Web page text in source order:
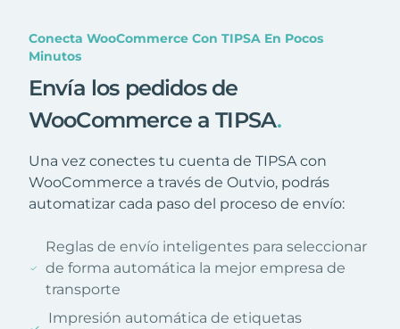
Conecta WooCommerce Con TIPSA En Pocos
Minutos
Envía los pedidos de
WooCommerce a TIPSA.
Una vez conectes tu cuenta de TIPSA con
WooCommerce a través de Outvio, podrás
automatizar cada paso del proceso de envío:
Reglas de envío inteligentes para seleccionar
de forma automática la mejor empresa de
transporte
Impresión automática de etiquetas